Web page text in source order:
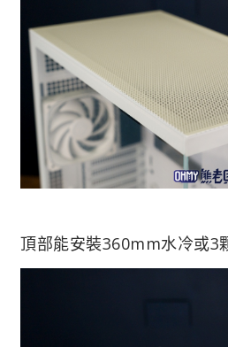
頂部能安裝360mm水冷或3